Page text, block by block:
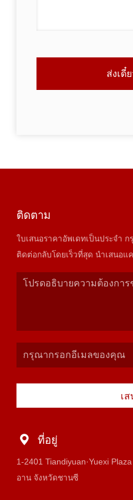
ส่งเดี๋
ติดตาม
ใบเสนอราคาอัพเดทเป็นประจำ
ติดต่อกลับโดยเร็วที่
เ
ที่อยู่
1-2401 Tiandiyuan·Yuexi
อาน จังหวัดชานซี